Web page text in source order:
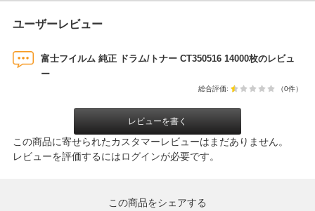
ユーザーレビュー
富士フイルム 純正 ドラム/トナー CT350516 14000枚のレビュ
ー
総合評価: （0件）
レビューを書く
この商品に寄せられたカスタマーレビューはまだありません。
レビューを評価するにはログインが必要です。
この商品をシェアする